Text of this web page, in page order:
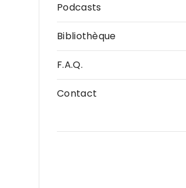
Podcasts
Bibliothèque
F.A.Q.
Contact